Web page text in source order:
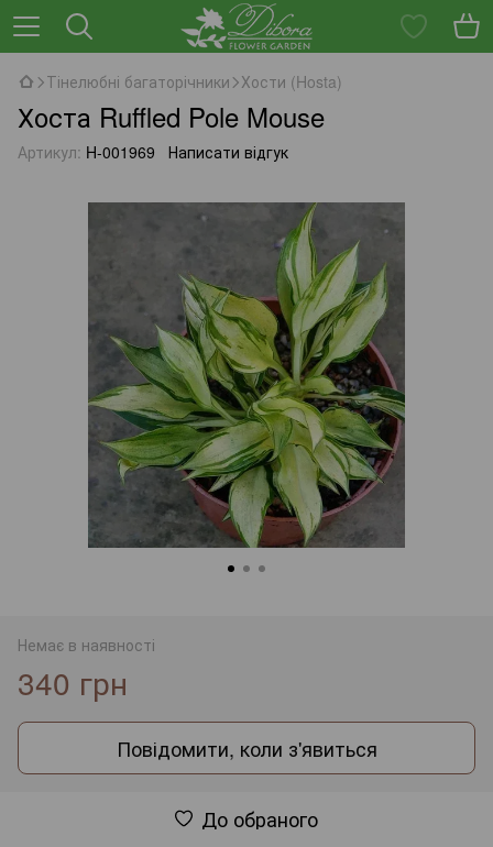
Тінелюбні багаторічники Хости (Hosta)
Хоста Ruffled Pole Mouse
Артикул: H-001969 Написати відгук
Немає в наявності
340 грн
Повідомити, коли з'явиться
До обраного